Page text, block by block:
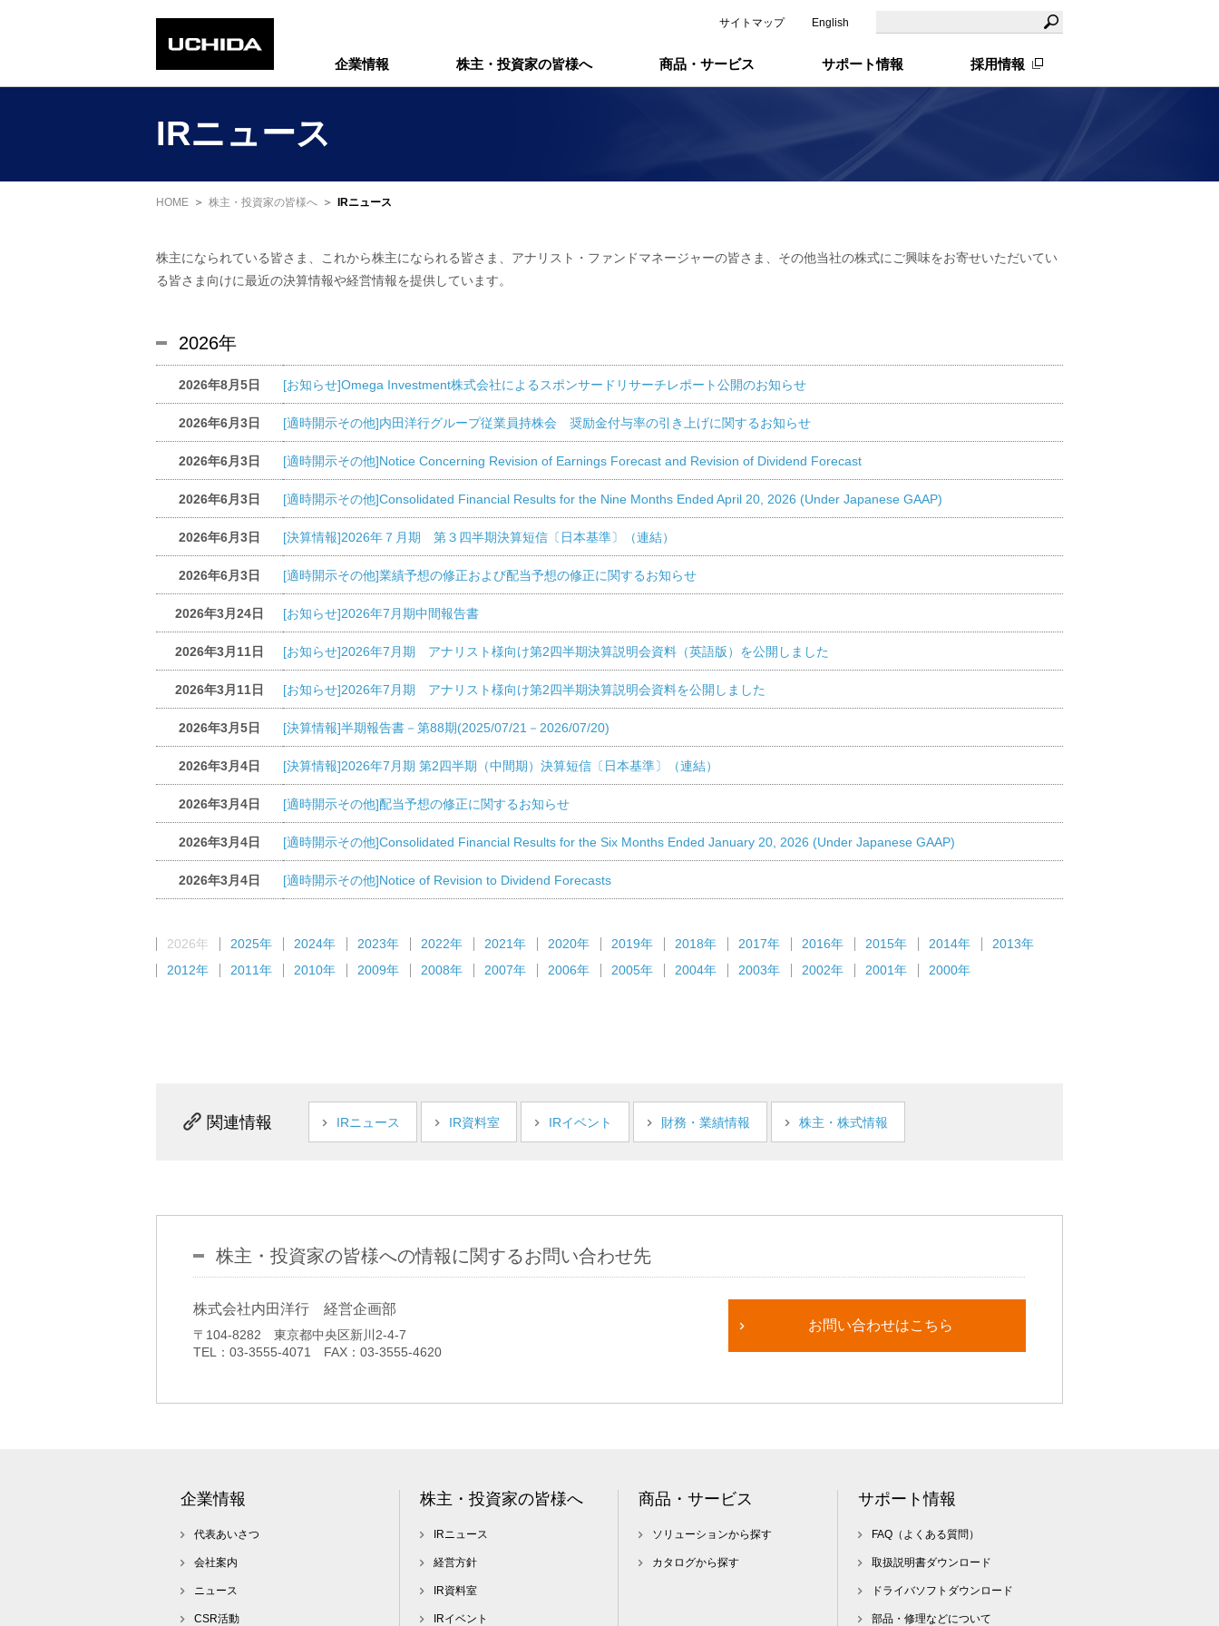
サイトマップ English
企業情報 株主・投資家の皆様へ 商品・サービス サポート情報 採用情報
IRニュース
HOME 株主・投資家の皆様へ IRニュース
株主になられている皆さま、これから株主になられる皆さま、アナリスト・ファンドマネージャーの皆さま、その他当社の株式にご興味をお寄せいただいてい
る皆さま向けに最近の決算情報や経営情報を提供しています。
2026年
2026年8月5日 [お知らせ]Omega Investment株式会社によるスポンサードリサーチレポート公開のお知らせ
2026年6月3日 [適時開示その他]内田洋行グループ従業員持株会 奨励金付与率の引き上げに関するお知らせ
2026年6月3日 [適時開示その他]Notice Concerning Revision of Earnings Forecast and Revision of Dividend Forecast
2026年6月3日 [適時開示その他]Consolidated Financial Results for the Nine Months Ended April 20, 2026 (Under Japanese GAAP)
2026年6月3日 [決算情報]2026年７月期 第３四半期決算短信〔日本基準〕（連結）
2026年6月3日 [適時開示その他]業績予想の修正および配当予想の修正に関するお知らせ
2026年3月24日 [お知らせ]2026年7月期中間報告書
2026年3月11日 [お知らせ]2026年7月期 アナリスト様向け第2四半期決算説明会資料（英語版）を公開しました
2026年3月11日 [お知らせ]2026年7月期 アナリスト様向け第2四半期決算説明会資料を公開しました
2026年3月5日 [決算情報]半期報告書－第88期(2025/07/21－2026/07/20)
2026年3月4日 [決算情報]2026年7月期 第2四半期（中間期）決算短信〔日本基準〕（連結）
2026年3月4日 [適時開示その他]配当予想の修正に関するお知らせ
2026年3月4日 [適時開示その他]Consolidated Financial Results for the Six Months Ended January 20, 2026 (Under Japanese GAAP)
2026年3月4日 [適時開示その他]Notice of Revision to Dividend Forecasts
2026年 2025年 2024年 2023年 2022年 2021年 2020年 2019年 2018年 2017年 2016年 2015年 2014年
2013年
2012年
2011年 2010年 2009年 2008年 2007年 2006年 2005年 2004年 2003年 2002年 2001年 2000年
関連情報 IRニュース IR資料室 IRイベント 財務・業績情報 株主・株式情報
株主・投資家の皆様への情報に関するお問い合わせ先
株式会社内田洋行 経営企画部
〒104-8282 東京都中央区新川2-4-7
TEL：03-3555-4071 FAX：03-3555-4620
お問い合わせはこちら
企業情報
代表あいさつ
会社案内
ニュース
CSR活動
株主・投資家の皆様へ
IRニュース
経営方針
IR資料室
IRイベント
商品・サービス
ソリューションから探す
カタログから探す
サポート情報
FAQ（よくある質問）
取扱説明書ダウンロード
ドライバソフトダウンロード
部品・修理などについて